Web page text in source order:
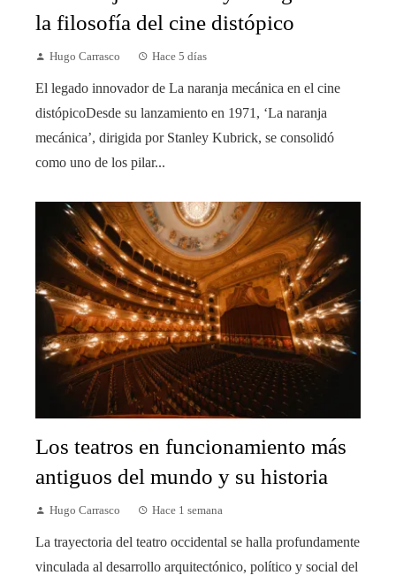
la filosofía del cine distópico
Hugo Carrasco Hace 5 días
El legado innovador de La naranja mecánica en el cine
distópicoDesde su lanzamiento en 1971, ‘La naranja
mecánica’, dirigida por Stanley Kubrick, se consolidó
como uno de los pilar...
Los teatros en funcionamiento más
antiguos del mundo y su historia
Hugo Carrasco Hace 1 semana
La trayectoria del teatro occidental se halla profundamente
vinculada al desarrollo arquitectónico, político y social del